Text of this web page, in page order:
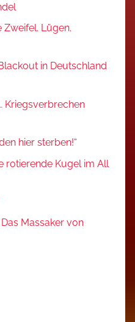
Zweifel. Lügen.
in Deutschland
Kriegsverbrechen
hier sterben!“
rotierende Kugel im All
Massaker von